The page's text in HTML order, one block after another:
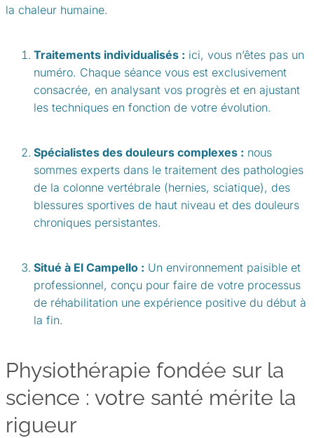
la chaleur humaine.
Traitements individualisés : ici, vous n’êtes pas un
numéro. Chaque séance vous est exclusivement
consacrée, en analysant vos progrès et en ajustant
les techniques en fonction de votre évolution.
Spécialistes des douleurs complexes : nous
sommes experts dans le traitement des pathologies
de la colonne vertébrale (hernies, sciatique), des
blessures sportives de haut niveau et des douleurs
chroniques persistantes.
Situé à El Campello : Un environnement paisible et
professionnel, conçu pour faire de votre processus
de réhabilitation une expérience positive du début à
la fin.
Physiothérapie fondée sur la
science : votre santé mérite la
rigueur